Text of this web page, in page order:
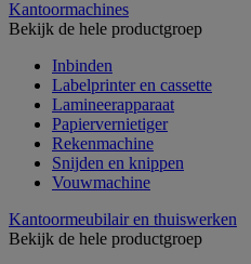
Kantoormachines
Bekijk de hele productgroep
Inbinden
Labelprinter en cassette
Lamineerapparaat
Papiervernietiger
Rekenmachine
Snijden en knippen
Vouwmachine
Kantoormeubilair en thuiswerken
Bekijk de hele productgroep